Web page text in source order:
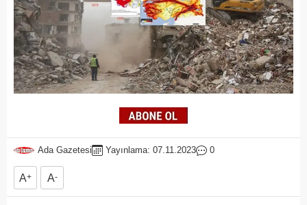
Ada Gazetesi Yayınlama: 07.11.2023 0
A+ A-